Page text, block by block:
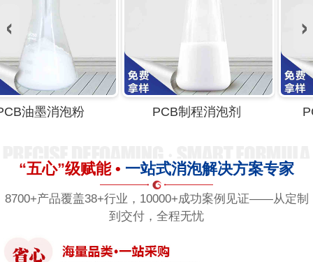
PCB制程消泡剂 PCB退膜用消泡剂
“五心”级赋能 • 一站式消泡解决方案专家
8700+产品覆盖38+行业，10000+成功案例见证——从定制
到交付，全程无忧